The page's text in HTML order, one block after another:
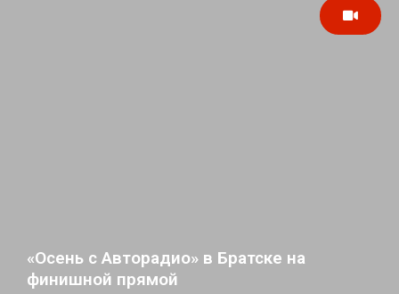
«Осень с Авторадио» в Братске на
финишной прямой